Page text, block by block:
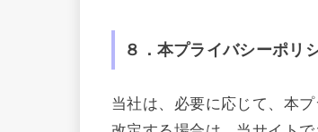
８．本プライバシーポリ
当社は、必要に応じて、本